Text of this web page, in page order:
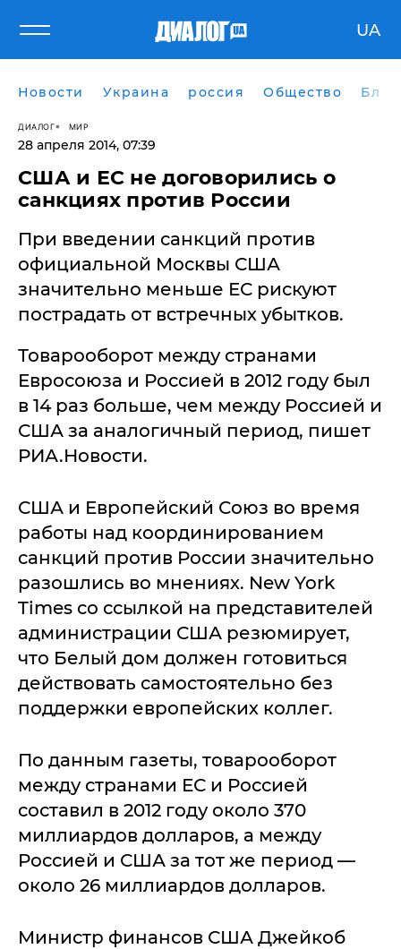
UA
Новости Украина россия Общество
ДИАЛОГ МИР
28 апреля 2014, 07:39
​США и ЕС не договорились о
санкциях против России
При введении санкций против
официальной Москвы США
значительно меньше ЕС рискуют
пострадать от встречных убытков.
Товарооборот между странами
Евросоюза и Россией в 2012 году был
в 14 раз больше, чем между Россией и
США за аналогичный период, пишет
РИА.Новости.
США и Европейский Союз во время
работы над координированием
санкций против России значительно
разошлись во мнениях. New York
Times со ссылкой на представителей
администрации США резюмирует,
что Белый дом должен готовиться
действовать самостоятельно без
поддержки европейских коллег.
По данным газеты, товарооборот
между странами ЕС и Россией
составил в 2012 году около 370
миллиардов долларов, а между
Россией и США за тот же период —
около 26 миллиардов долларов.
Министр финансов США Джейкоб